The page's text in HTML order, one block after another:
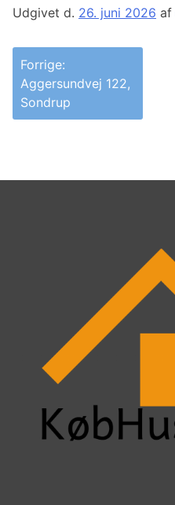
Udgivet d. 26. juni 2026 af
Indlægsnavigation
Forrige:
Aggersundvej 122,
Sondrup